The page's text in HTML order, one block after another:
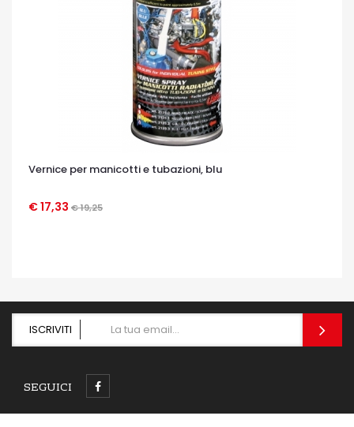
Vernice per manicotti e tubazioni, blu
€ 17,33 € 19,25
OCCHIATA VELOCE
ISCRIVITI
SEGUICI